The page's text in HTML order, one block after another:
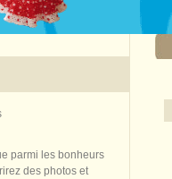
parmi les bonheurs
des photos et